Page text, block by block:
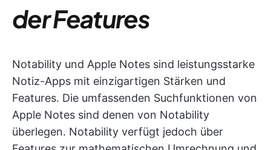
der Features
Notability und Apple Notes sind leistungsstarke
Notiz-Apps mit einzigartigen Stärken und
Features. Die umfassenden Suchfunktionen von
Apple Notes sind denen von Notability
überlegen. Notability verfügt jedoch über